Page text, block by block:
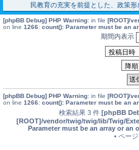
民教育の充実を前提とした、政策
[phpBB Debug] PHP Warning: in file [ROOT]/
on line 1266: count(): Parameter must be an
期間内表示
[phpBB Debug] PHP Warning: in file [ROOT]/
on line 1266: count(): Parameter must be an
検索結果 3 件 [phpBB
[ROOT]/vendor/twig/twig/lib/Twig/
Parameter must be an array or
• ページ